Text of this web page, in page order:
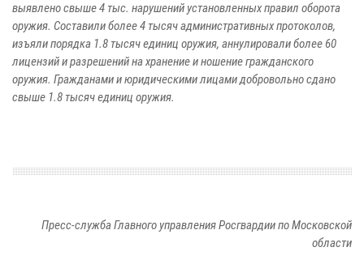
выявлено свыше 4 тыс. нарушений установленных правил оборота
оружия. Составили более 4 тысяч административных протоколов,
изъяли порядка 1.8 тысяч единиц оружия, аннулировали более 60
лицензий и разрешений на хранение и ношение гражданского
оружия. Гражданами и юридическими лицами добровольно сдано
свыше 1.8 тысяч единиц оружия.
Пресс-служба Главного управления Росгвардии по Московской
области